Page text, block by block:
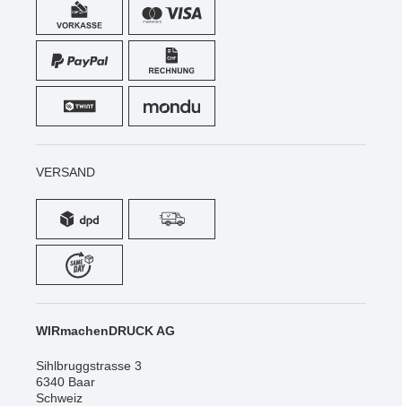
VERSAND
WIRmachenDRUCK AG
Sihlbruggstrasse 3
6340 Baar
Schweiz